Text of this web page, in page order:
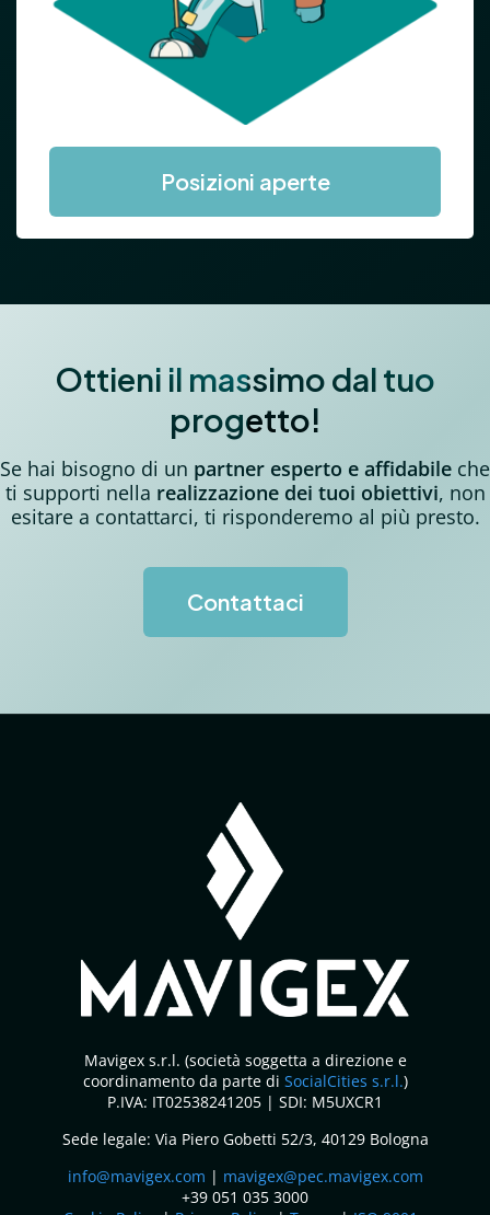
Posizioni aperte
Ottieni il massimo dal tuo
progetto!
Se hai bisogno di un partner esperto e affidabile che
ti supporti nella realizzazione dei tuoi obiettivi, non
esitare a contattarci, ti risponderemo al più presto.
Contattaci
Mavigex s.r.l. (società soggetta a direzione e
coordinamento da parte di SocialCities s.r.l.)
P.IVA: IT02538241205 | SDI: M5UXCR1
Sede legale: Via Piero Gobetti 52/3, 40129 Bologna
info@mavigex.com | mavigex@pec.mavigex.com
+39 051 035 3000